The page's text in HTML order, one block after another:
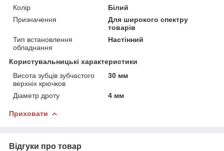
Колір
Білий
Призначення
Для широкого спектру
товарів
Тип встановлення
обладнання
Настінний
Користувальницькі характеристики
Висота зубців зубчастого
верхніх крючков
30 мм
Діаметр дроту 4 мм
Приховати
Відгуки про товар